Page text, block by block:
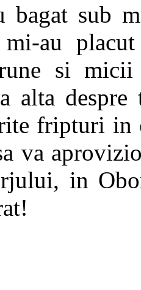
bagat sub
mi-au
si
alta despre
fripturi in
va
in